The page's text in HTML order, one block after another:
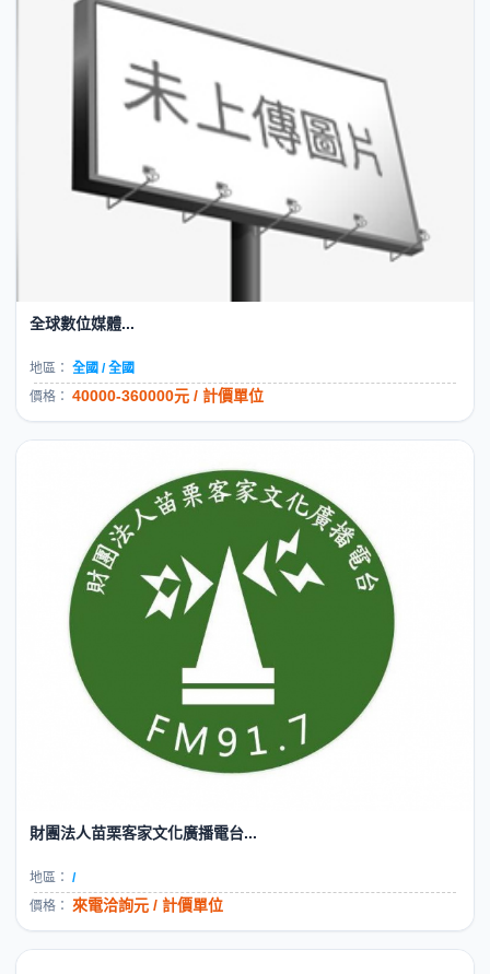
全球數位媒體...
地區： 全國 / 全國
價格： 40000-360000元 / 計價單位
財團法人苗栗客家文化廣播電台...
地區： /
價格： 來電洽詢元 / 計價單位